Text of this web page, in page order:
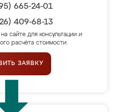
665-24-01
409-68-13
сайте для консультации и
расчёта стоимости.
ЗАЯВКУ